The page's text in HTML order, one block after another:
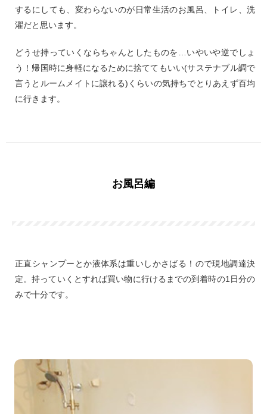
するにしても、変わらないのが日常生活のお風呂、トイレ、洗
濯だと思います。
どうせ持っていくならちゃんとしたものを…いやいや逆でしょ
う！帰国時に身軽になるために捨ててもいい(サステナブル調で
言うとルームメイトに譲れる)くらいの気持ちでとりあえず百均
に行きます。
お風呂編
正直シャンプーとか液体系は重いしかさばる！ので現地調達決
定。持っていくとすれば買い物に行けるまでの到着時の1日分の
みで十分です。